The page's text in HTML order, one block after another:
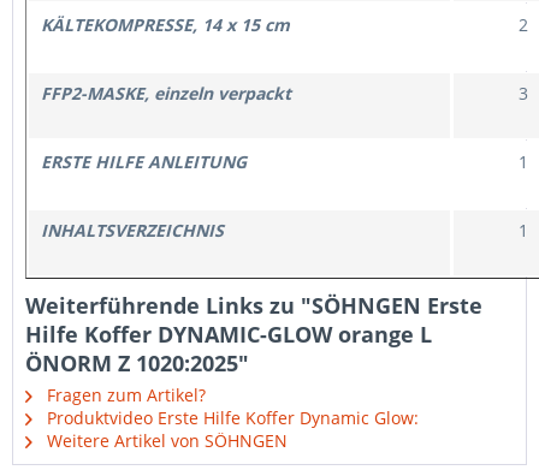
KÄLTEKOMPRESSE, 14 x 15 cm 2
FFP2-MASKE, einzeln verpackt 3
ERSTE HILFE ANLEITUNG 1
INHALTSVERZEICHNIS 1
Weiterführende Links zu "SÖHNGEN Erste
Hilfe Koffer DYNAMIC-GLOW orange L
ÖNORM Z 1020:2025"
Fragen zum Artikel?
Produktvideo Erste Hilfe Koffer Dynamic Glow:
Weitere Artikel von SÖHNGEN